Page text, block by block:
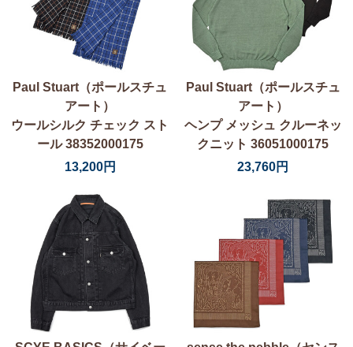
Paul Stuart（ポールスチュ
アート）
ウールシルク チェック スト
ール 38352000175
13,200円
Paul Stuart（ポールスチュ
アート）
ヘンプ メッシュ クルーネッ
クニット 36051000175
23,760円